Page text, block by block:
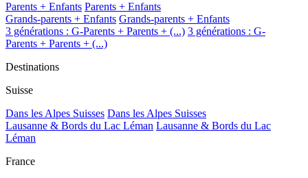
Parents + Enfants Parents + Enfants
Grands-parents + Enfants Grands-parents + Enfants
3 générations : G-Parents + Parents + (...) 3 générations : G-
Parents + Parents + (...)
Destinations
Suisse
Dans les Alpes Suisses Dans les Alpes Suisses
Lausanne & Bords du Lac Léman Lausanne & Bords du Lac
Léman
France